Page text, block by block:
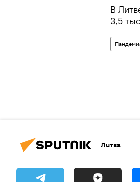
В
3,5
Литва